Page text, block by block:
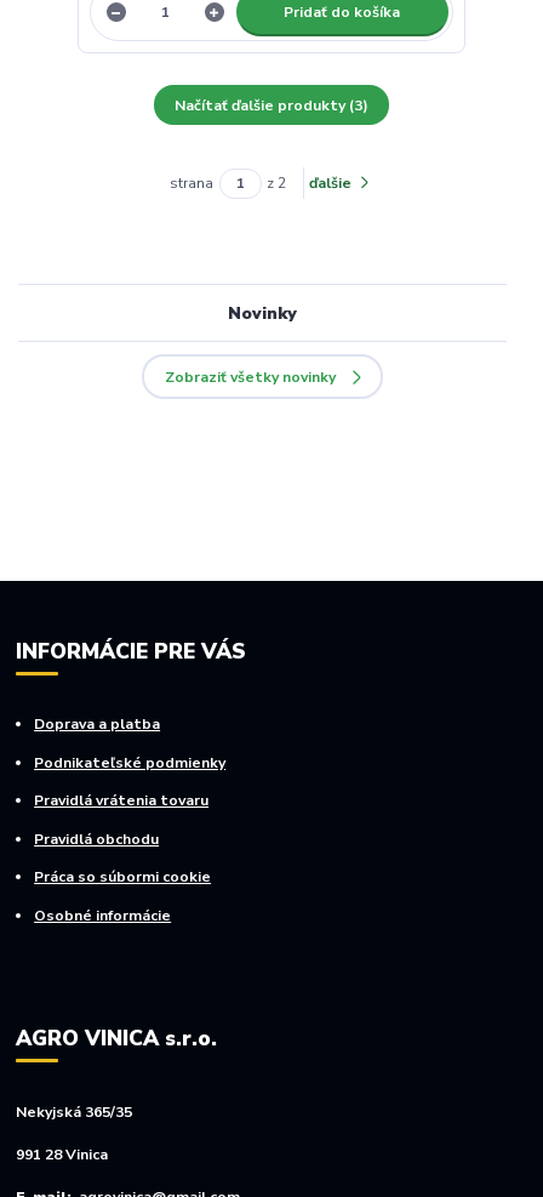
Pridať do košíka
Načítať ďalšie produkty (3)
strana z 2 ďalšie
Novinky
Zobraziť všetky novinky
INFORMÁCIE PRE VÁS
Doprava a platba
Podnikateľské podmienky
Pravidlá vrátenia tovaru
Pravidlá obchodu
Práca so súbormi cookie
Osobné informácie
AGRO VINICA s.r.o.
Nekyjská 365/35
991 28 Vinica